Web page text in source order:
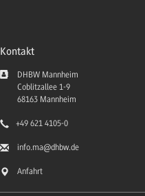
Kontakt
DHBW Mannheim
Coblitzallee 1-9
68163 Mannheim
+49 621 4105-0
info.ma@dhbw.de
Anfahrt